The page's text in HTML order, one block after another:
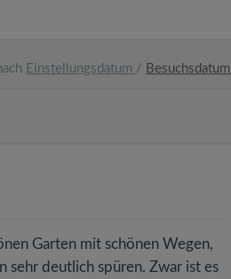
Einstellungsdatum / Besuchsdatum
Garten mit schönen Wegen,
sehr deutlich spüren. Zwar ist es